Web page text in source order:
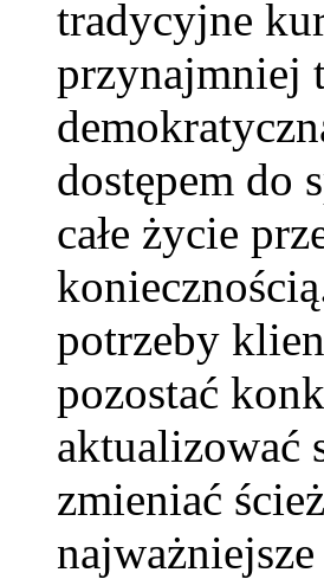
tradycyjne
przynajmniej
dostępem do
całe życie
potrzeby
pozostać
aktualizować
zmieniać